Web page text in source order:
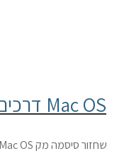
5 דרכים ל שחזור סיסמה מק Mac OS